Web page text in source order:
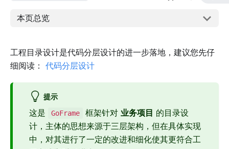
本页总览
工程目录设计是代码分层设计的进一步落地，建议您先仔
细阅读： 代码分层设计
提示
这是 GoFrame 框架针对 业务项目 的目录设
计，主体的思想来源于三层架构，但在具体实现
中，对其进行了一定的改进和细化使其更符合工